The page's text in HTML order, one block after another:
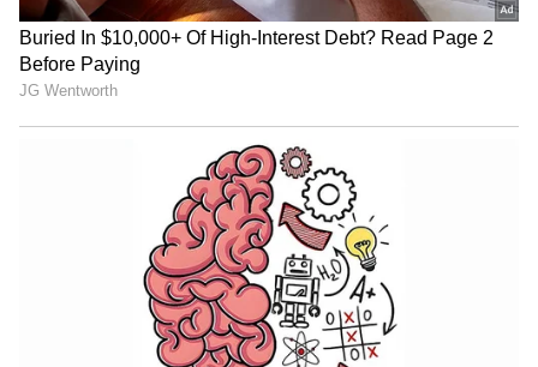
ತೊಡಗಿಸಿಕೊಳ್ಳುವ , ರಹಸ್ಯವಾಗಿ ವಿಡಿಯೋ ಚಿತ್ರೀಕರಣ
ಮೂಲಕ ಬೆದರಿಸಿ ರಹಸ್ಯ ಮಾಹಿತಿ ಸೋರಿಕೆ ಮಾಡುವ
ಅಪಾಯದ ಸೂಚನೆ ಸಿಕ್ಕಿದೆ. ಹೊಟೆಲ್ ರೂಂಗೆ ಅಪರಿಚಿತ
ಯುವತಿಯರ ಪ್ರವೇಶದ ಕುರಿತು ಬಿಸಿಸಿಐ ಮಾಹಿತಿ ಕಲೆ
ಹಾಕಿದೆ. ಐಪಿಎಲ್ ಟೂರ್ನಿಯ ಹಿಡಿತ ಬಿಸಿಸಿಐನಿಂದ
ಕೈತಪ್ಪುವ ಮೊದಲೇ ಎಚ್ಚೆತ್ತುಕೊಂಡಿದೆ.